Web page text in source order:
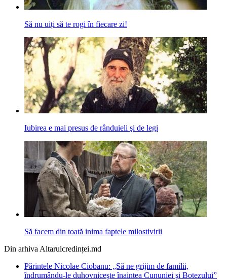
Să nu uiți să te rogi în fiecare zi!
Iubirea e mai presus de rânduieli şi de legi
Să facem din toată inima faptele milostivirii
Din arhiva Altarulcredinței.md
Părintele Nicolae Ciobanu: „Să ne grijim de familii,
îndrumându-le duhovniceşte înaintea Cununiei şi Botezului”